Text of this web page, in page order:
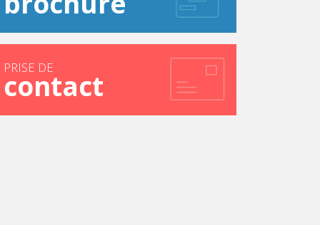
PRISE DE
contact